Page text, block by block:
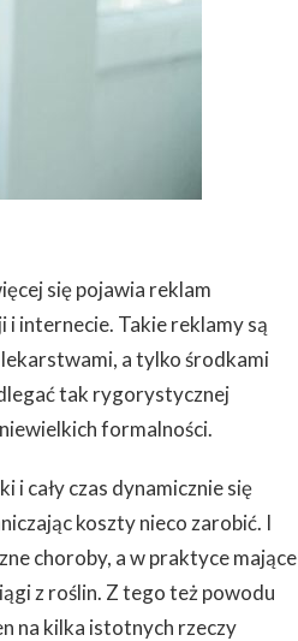
się pojawia reklam
internecie. Takie reklamy są
a tylko środkami
tak rygorystycznej
formalności.
i cały czas dynamicznie się
koszty nieco zarobić. I
choroby, a w praktyce mające
z roślin. Z tego też powodu
na kilka istotnych rzeczy